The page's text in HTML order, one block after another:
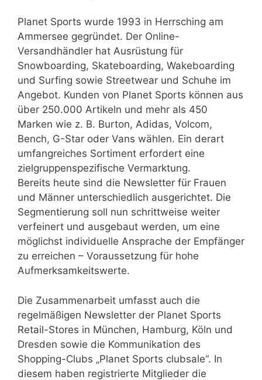
Planet Sports wurde 1993 in Herrsching am
Ammersee gegründet. Der Online-
Versandhändler hat Ausrüstung für
Snowboarding, Skateboarding, Wakeboarding
und Surfing sowie Streetwear und Schuhe im
Angebot. Kunden von Planet Sports können aus
über 250.000 Artikeln und mehr als 450
Marken wie z. B. Burton, Adidas, Volcom,
Bench, G-Star oder Vans wählen. Ein derart
umfangreiches Sortiment erfordert eine
zielgruppenspezifische Vermarktung.
Bereits heute sind die Newsletter für Frauen
und Männer unterschiedlich ausgerichtet. Die
Segmentierung soll nun schrittweise weiter
verfeinert und ausgebaut werden, um eine
möglichst individuelle Ansprache der Empfänger
zu erreichen – Voraussetzung für hohe
Aufmerksamkeitswerte.
Die Zusammenarbeit umfasst auch die
regelmäßigen Newsletter der Planet Sports
Retail-Stores in München, Hamburg, Köln und
Dresden sowie die Kommunikation des
Shopping-Clubs „Planet Sports clubsale“. In
diesem haben registrierte Mitglieder die